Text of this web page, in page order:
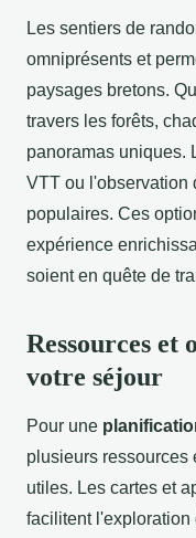
Les sentiers de
omniprésents et
paysages bretons.
travers les forêts,
panoramas uniques.
VTT ou l'observation
populaires. Ces
expérience
soient en quête de
Ressources
votre séjour
Pour une
plusieurs ressources
utiles. Les cartes et
facilitent l'exploration